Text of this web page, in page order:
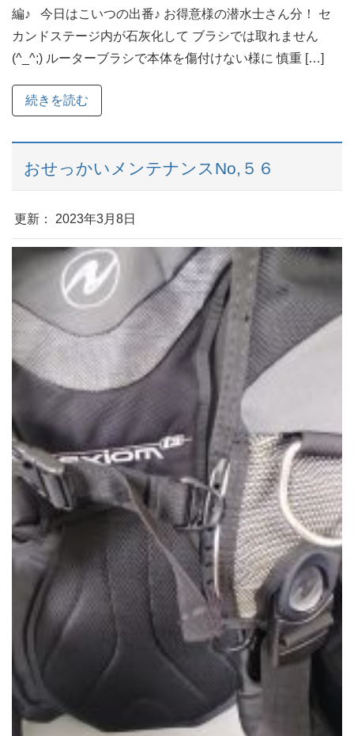
編♪ 今日はこいつの出番♪ お得意様の潜水士さん分！ セ
カンドステージ内が石灰化して ブラシでは取れません
(^_^;) ルーターブラシで本体を傷付けない様に 慎重 […]
続きを読む
おせっかいメンテナンスNo,５６
更新： 2023年3月8日